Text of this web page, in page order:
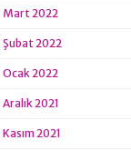
Mart 2022
Şubat 2022
Ocak 2022
Aralık 2021
Kasım 2021